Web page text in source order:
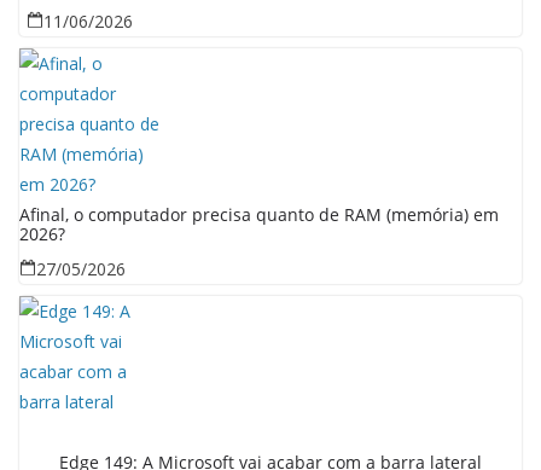
11/06/2026
Afinal, o computador precisa quanto de RAM (memória) em
2026?
27/05/2026
Edge 149: A Microsoft vai acabar com a barra lateral